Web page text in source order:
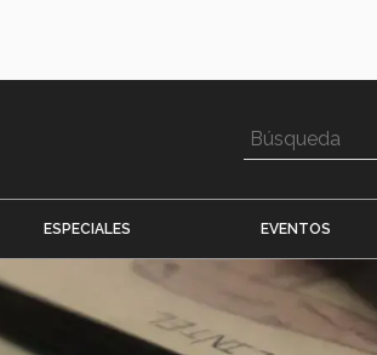
ESPECIALES EVENTOS